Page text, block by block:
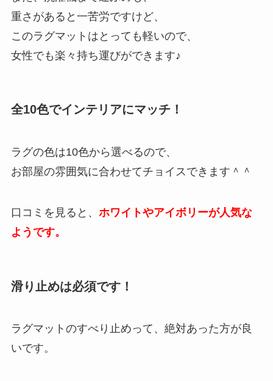
重さがあると一苦労ですけど、
このラグマットはとっても軽いので、
女性でも楽々持ち運びができます♪
全10色でインテリアにマッチ！
ラグの色は10色から選べるので、
お部屋の雰囲気に合わせてチョイスできます＾＾
口コミを見ると、 ホワイトやアイボリーが人気な
ようです。
滑り止めは必須です！
ラグマットのすべり止めって、絶対あった方が良
いです。